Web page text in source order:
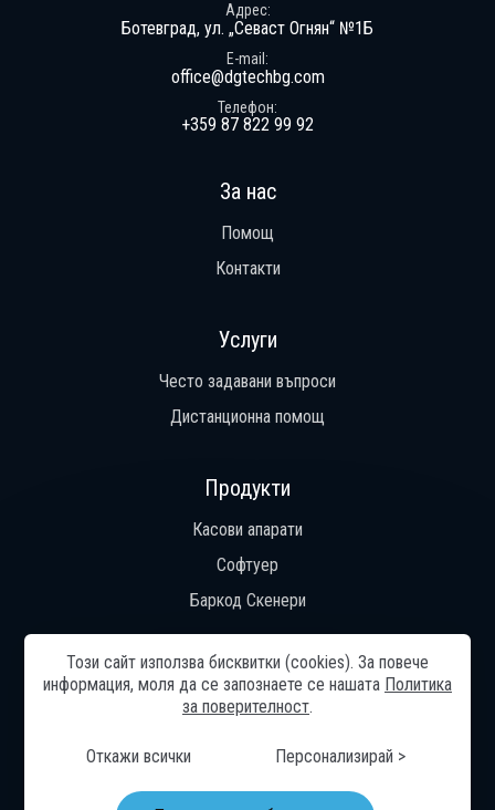
За нас
Помощ
Контакти
Услуги
Често задавани въпроси
Дистанционна помощ
Продукти
Касови апарати
Софтуер
Баркод Скенери
Адрес
Ботевград, ул. „Севаст Огнян“ №1Б
E-mail
office@dgtechbg.com
Телефон
+359 87 822 99 92
© 2024—2026 „Ди Джи Технолоджи“ ЕООД
Общи условия Начало Общи условия
Често задавани
Контакти Реализирани проекти
Управление на бисквитките
Карта на сайта
Този сайт използва бисквитки (cookies). За повече
информация, моля да се запознаете се нашaтa Политика
за поверителност.
Откажи всички Персонализирай >